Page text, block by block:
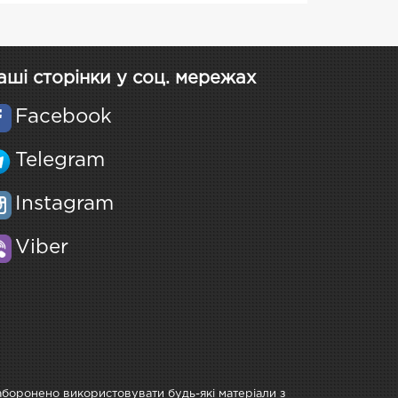
сторінки у соц. мережах
Facebook
Telegram
Instagram
Viber
використовувати будь-які матеріали з